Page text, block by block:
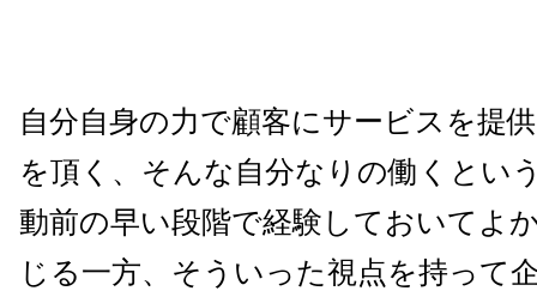
自分自身の力で顧客にサービスを提
を頂く、そんな自分なりの働くとい
動前の早い段階で経験しておいてよ
じる一方、そういった視点を持って